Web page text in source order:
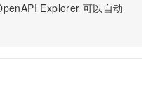
Explorer 可以自动